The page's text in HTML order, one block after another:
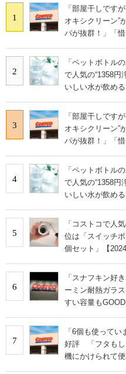
1
「部屋干しです
オキシクリーン
パが抜群！」「
2
「ペットボトル
で人気の“1358
いしい水が飲め
3
「部屋干しです
オキシクリーン
パが抜群！」「
4
「ペットボトル
で人気の“1358
いしい水が飲め
5
「コストコで人
位は「スイッチ
個セット」【
6
「スナフキン好
ーミン耐熱ガラ
すい容量も
7
「6個も使って
好評 「フタもし
機にかけられて便